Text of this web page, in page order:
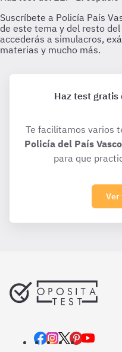
Haz test gratis
Te facilitamos varios
Policía del País
para que
Ver